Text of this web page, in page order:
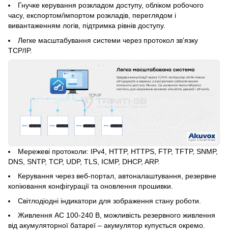
Гнучке керування розкладом доступу, обліком робочого
часу, експортом/імпортом розкладів, переглядом і
вивантаженням логів, підтримка рівнів доступу.
Легке масштабування системи через протокол зв’язку
TCP/IP.
Мережеві протоколи: IPv4, HTTP, HTTPS, FTP, TFTP, SNMP,
DNS, SNTP, TCP, UDP, TLS, ICMP, DHCP, ARP.
Керування через веб-портал, автоналаштування, резервне
копіювання конфігурації та оновлення прошивки.
Світлодіодні індикатори для зображення стану роботи.
Живлення AC 100-240 В, можливість резервного живлення
від акумуляторної батареї – акумулятор купується окремо.